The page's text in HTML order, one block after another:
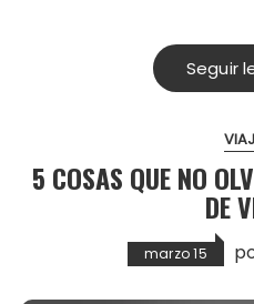
Seguir
5 COSAS QUE NO
DE
marzo 15